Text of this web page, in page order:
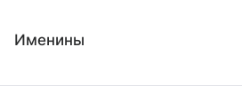
Именины